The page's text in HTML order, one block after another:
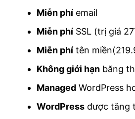
Miễn phíemail
Miễn phíSSL (trị giá
Miễn phítên
Không giới hạnbăng
ManagedWordPress
WordPressđược tăng